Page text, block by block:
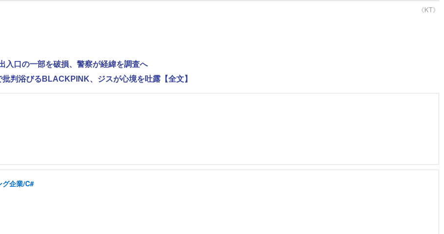
《KT》
入口の一部を破損、警察が経緯を調査へ
判浴びるBLACKPINK、ジスが心境を吐露【全文】
グ企業/C#